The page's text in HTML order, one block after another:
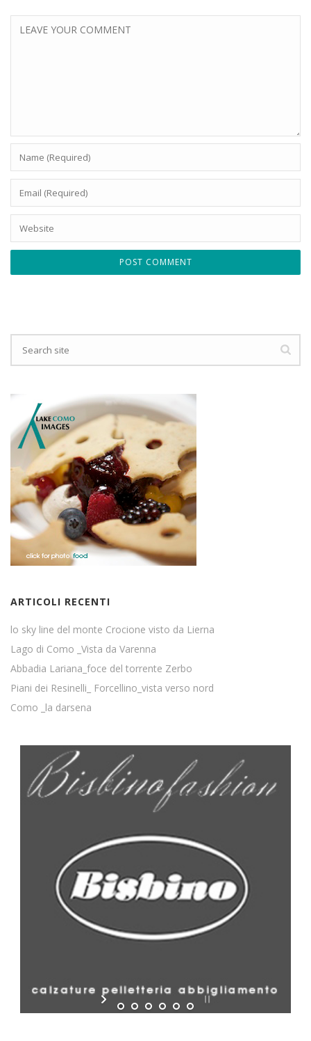
ARTICOLI RECENTI
lo sky line del monte Crocione visto da Lierna
Lago di Como _Vista da Varenna
Abbadia Lariana_foce del torrente Zerbo
Piani dei Resinelli_ Forcellino_vista verso nord
Como _la darsena